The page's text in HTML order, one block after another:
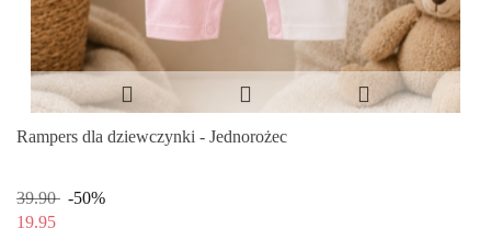
Rampers dla dziewczynki - Jednorożec
39.90
-50%
19.95